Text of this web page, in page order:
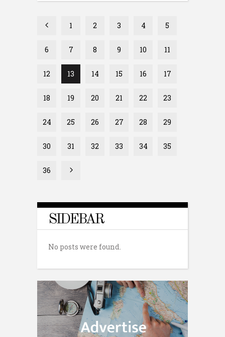
1 2 3 4 5
6 7 8 9 10 11
12 13 14 15 16 17
18 19 20 21 22 23
24 25 26 27 28 29
30 31 32 33 34 35
36
SIDEBAR
No posts were found.